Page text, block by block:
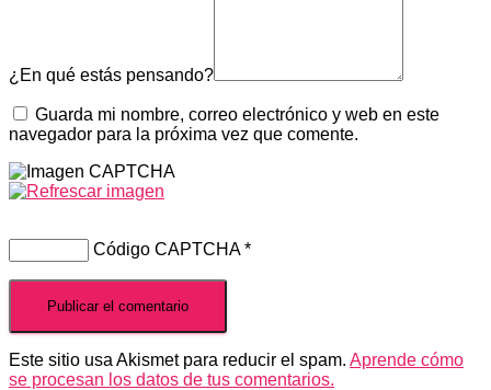
¿En qué estás pensando?
Guarda mi nombre, correo electrónico y web en este
navegador para la próxima vez que comente.
Código CAPTCHA*
Este sitio usa Akismet para reducir el spam. Aprende cómo
se procesan los datos de tus comentarios.